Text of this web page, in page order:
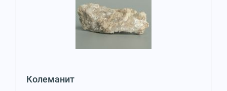
Колеманит